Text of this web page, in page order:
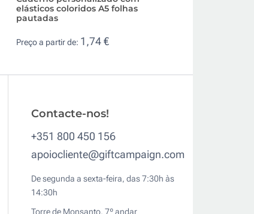
elásticos coloridos A5 folhas
pautadas
Preço a partir de: 1,74 €
Contacte-nos!
+351 800 450 156
apoiocliente@giftcampaign.com
De segunda a sexta-feira, das 7:30h às
14:30h
Torre de Monsanto, 7º andar